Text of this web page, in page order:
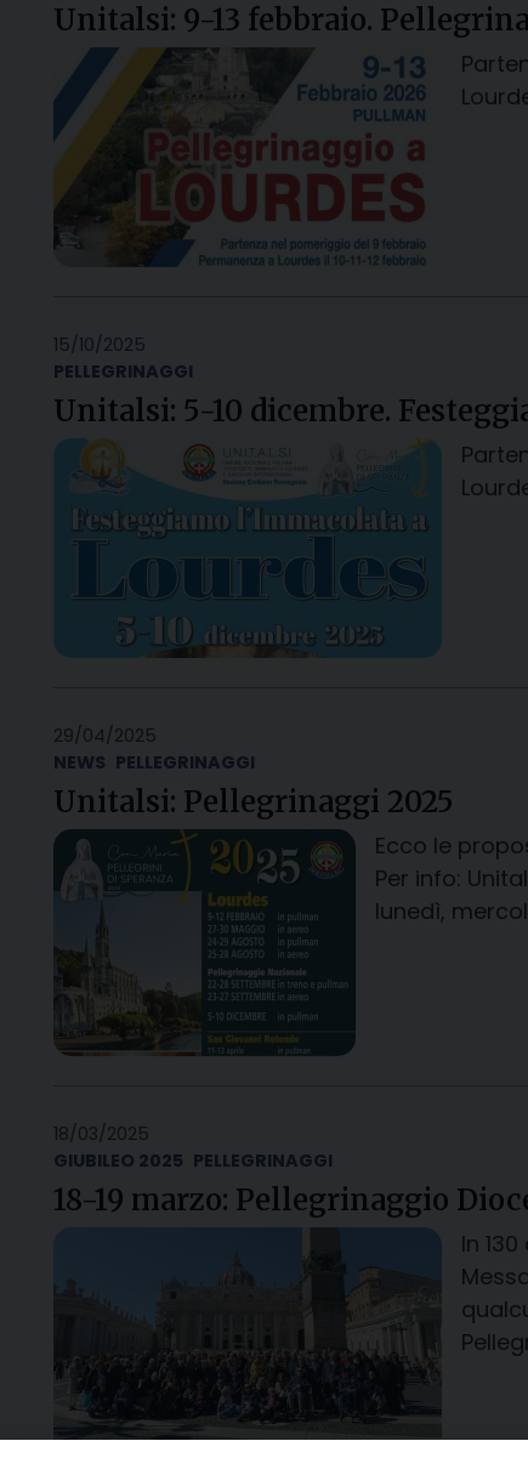
Unitalsi: 9-13 febbraio.
15/10/2025
PELLEGRINAGGI
Unitalsi: 5-10 dicembre.
29/04/2025
NEWS PELLEGRINAGGI
Unitalsi: Pellegrinaggi 2025
Ecco le
Per info:
lunedì,
18/03/2025
GIUBILEO 2025 PELLEGRINAGGI
18-19 marzo: Pellegrinaggio
In